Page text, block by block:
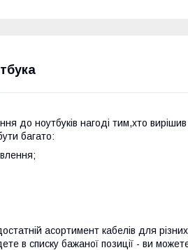
до ноутбуків нагоді тим,хто
багато:
асортимент кабелів для
в списку бажаної позиції - ви